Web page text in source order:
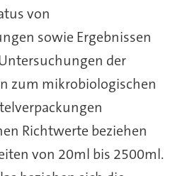
von
sowie Ergebnissen
der
zum mikrobiologischen
Richtwerte beziehen
von 20ml bis 2500ml.